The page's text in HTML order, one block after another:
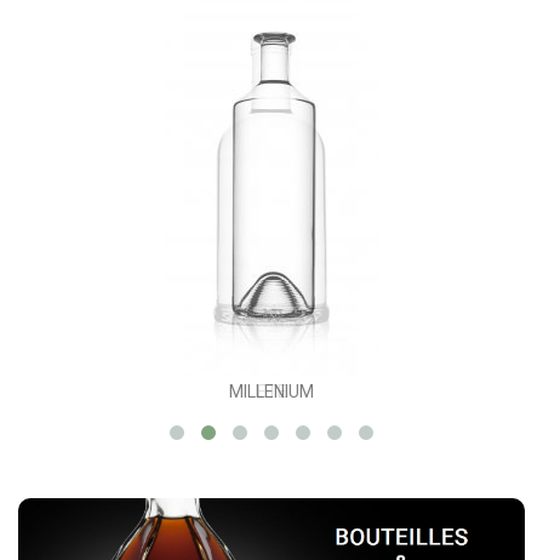
MILLENIUM